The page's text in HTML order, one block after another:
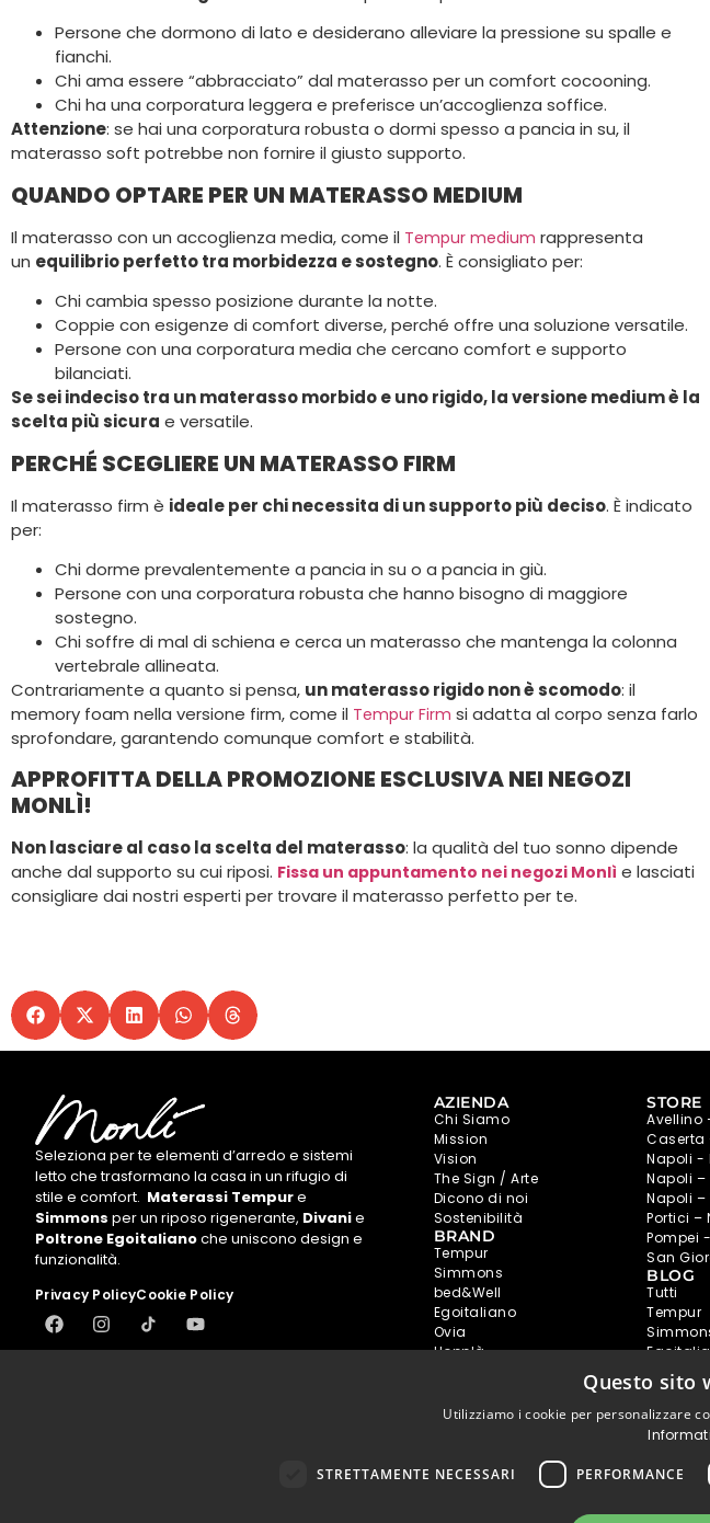
Persone che dormono di lato e desiderano alleviare la pressione su spalle e
fianchi.
Chi ama essere “abbracciato” dal materasso per un comfort cocooning.
Chi ha una corporatura leggera e preferisce un’accoglienza soffice.
Attenzione: se hai una corporatura robusta o dormi spesso a pancia in su, il
materasso soft potrebbe non fornire il giusto supporto.
QUANDO OPTARE PER UN MATERASSO MEDIUM
Il materasso con un accoglienza media, come il Tempur medium rappresenta
un equilibrio perfetto tra morbidezza e sostegno. È consigliato per:
Chi cambia spesso posizione durante la notte.
Coppie con esigenze di comfort diverse, perché offre una soluzione versatile.
Persone con una corporatura media che cercano comfort e supporto
bilanciati.
Se sei indeciso tra un materasso morbido e uno rigido, la versione medium è la
scelta più sicura e versatile.
PERCHÉ SCEGLIERE UN MATERASSO FIRM
Il materasso firm è ideale per chi necessita di un supporto più deciso. È indicato
per:
Chi dorme prevalentemente a pancia in su o a pancia in giù.
Persone con una corporatura robusta che hanno bisogno di maggiore
sostegno.
Chi soffre di mal di schiena e cerca un materasso che mantenga la colonna
vertebrale allineata.
Contrariamente a quanto si pensa, un materasso rigido non è scomodo: il
memory foam nella versione firm, come il Tempur Firm si adatta al corpo senza farlo
sprofondare, garantendo comunque comfort e stabilità.
APPROFITTA DELLA PROMOZIONE ESCLUSIVA NEI NEGOZI
MONLÌ!
Non lasciare al caso la scelta del materasso: la qualità del tuo sonno dipende
anche dal supporto su cui riposi. Fissa un appuntamento nei negozi Monlì e lasciati
consigliare dai nostri esperti per trovare il materasso perfetto per te.
Seleziona per te elementi d’arredo e sistemi
letto che trasformano la casa in un rifugio di
stile e comfort. Materassi Tempure
Simmons per un riposo rigenerante, Divanie
Poltrone Egoitalianoche uniscono design e
funzionalità.
Privacy PolicyCookie Policy
AZIENDA
Chi Siamo
Mission
Vision
The Sign / Arte
Dicono di noi
Sostenibilità
BRAND
Tempur
Simmons
bed&Well
Egoitaliano
Ovia
Hopplà
STORE
Avellino
Caserta
Napoli -
Napoli
Napoli –
Portici –
Pompei
San
BLOG
Tutti
Tempur
CASERTA NAPOLI NAPOLI
Questo sito
Utilizziamo i cookie per personalizzare
STRETTAMENTE NECESSARI PERFORMANCE